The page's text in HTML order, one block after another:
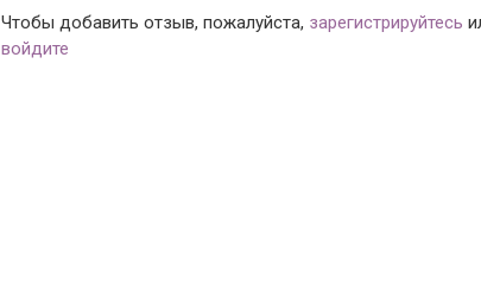
Чтобы добавить отзыв, пожалуйста, зарегистрируйтесь
войдите